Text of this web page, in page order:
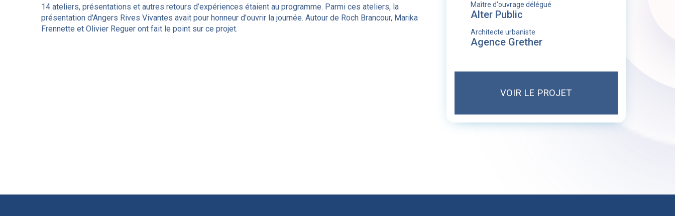
14 ateliers, présentations et autres retours d’expériences étaient au programme. Parmi ces ateliers, la
présentation d'Angers Rives Vivantes avait pour honneur d'ouvrir la journée. Autour de Roch Brancour, Marika
Frennette et Olivier Reguer ont fait le point sur ce projet.
Maître d'ouvrage délégué
Alter Public
Architecte urbaniste
Agence Grether
VOIR LE PROJET